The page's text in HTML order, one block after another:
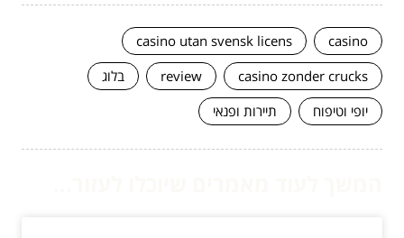
casino
casino utan svensk licens
casino zonder crucks
review
בלוג
יופי וטיפוח
תיירות ופנאי